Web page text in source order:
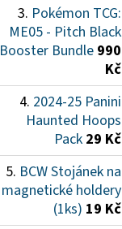
Pokémon TCG:
ME05 - Pitch Black
Booster Bundle 990
Kč
2024-25 Panini
Haunted Hoops
Pack 29 Kč
BCW Stojánek na
magnetické holdery
(1ks) 19 Kč